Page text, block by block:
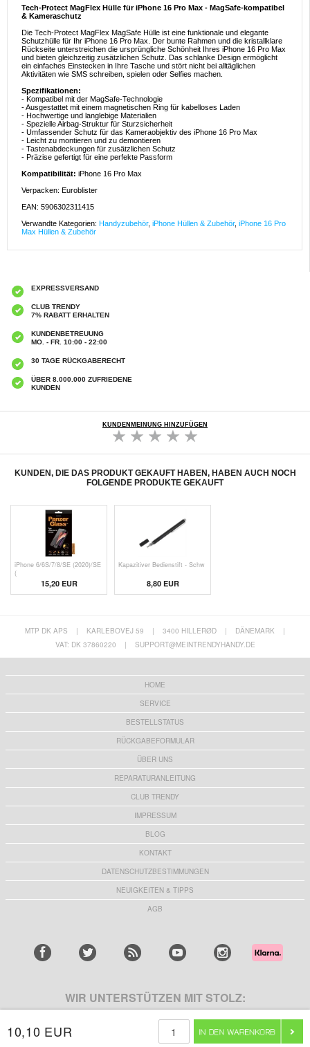
Tech-Protect MagFlex Hülle für iPhone 16 Pro Max - MagSafe-kompatibel
& Kameraschutz
Die Tech-Protect MagFlex MagSafe Hülle ist eine funktionale und elegante
Schutzhülle für Ihr iPhone 16 Pro Max. Der bunte Rahmen und die kristallklare
Rückseite unterstreichen die ursprüngliche Schönheit Ihres iPhone 16 Pro Max
und bieten gleichzeitig zusätzlichen Schutz. Das schlanke Design ermöglicht
ein einfaches Einstecken in Ihre Tasche und stört nicht bei alltäglichen
Aktivitäten wie SMS schreiben, spielen oder Selfies machen.
Spezifikationen:
- Kompatibel mit der MagSafe-Technologie
- Ausgestattet mit einem magnetischen Ring für kabelloses Laden
- Hochwertige und langlebige Materialien
- Spezielle Airbag-Struktur für Sturzsicherheit
- Umfassender Schutz für das Kameraobjektiv des iPhone 16 Pro Max
- Leicht zu montieren und zu demontieren
- Tastenabdeckungen für zusätzlichen Schutz
- Präzise gefertigt für eine perfekte Passform
Kompatibilität: iPhone 16 Pro Max
Verpacken: Euroblister
EAN: 5906302311415
Verwandte Kategorien: Handyzubehör, iPhone Hüllen & Zubehör, iPhone 16 Pro
Max Hüllen & Zubehör
EXPRESSVERSAND
CLUB TRENDY
7% RABATT ERHALTEN
KUNDENBETREUUNG
MO. - FR. 10:00 - 22:00
30 TAGE RÜCKGABERECHT
ÜBER 8.000.000 ZUFRIEDENE
KUNDEN
KUNDENMEINUNG HINZUFÜGEN
KUNDEN, DIE DAS PRODUKT GEKAUFT HABEN, HABEN AUCH NOCH
FOLGENDE PRODUKTE GEKAUFT
iPhone 6/6S/7/8/SE (2020)/SE
(
15,20 EUR
Kapazitiver Bedienstift - Schw
8,80 EUR
10,10 EUR
MTP DK APS | KARLEBOVEJ 59 | 3400 HILLERØD | DÄNEMARK
|
VAT: DK 37860220
| SUPPORT@MEINTRENDYHANDY.DE
HOME
SERVICE
BESTELLSTATUS
RÜCKGABEFORMULAR
ÜBER UNS
REPARATURANLEITUNG
CLUB TRENDY
IMPRESSUM
BLOG
KONTAKT
DATENSCHUTZBESTIMMUNGEN
NEUIGKEITEN & TIPPS
AGB
WIR UNTERSTÜTZEN MIT STOLZ: